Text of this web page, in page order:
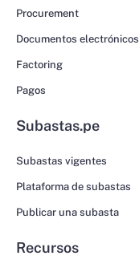
Procurement
Documentos electrónicos
Factoring
Pagos
Subastas.pe
Subastas vigentes
Plataforma de subastas
Publicar una subasta
Recursos